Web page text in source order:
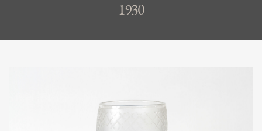
1930